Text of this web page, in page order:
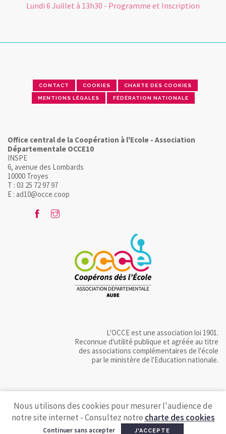
Lundi 6 Juillet à 13h30 - Programme et Inscription
CONTACT COOKIES CHARTE DES COOKIES
MENTIONS LÉGALES FÉDÉRATION NATIONALE
Office central de la Coopération à l'Ecole - Association
Départementale OCCE10
INSPE
6, avenue des Lombards
10000 Troyes
T : 03 25 72 97 97
E : ad10@occe.coop
L'OCCE est une association loi 1901.
Reconnue d'utilité publique et agréée au titre
des associations complémentaires de l'école
par le ministère de l'Education nationale.
Nous utilisons des cookies pour mesurer l'audience de
notre site internet - Consultez notre charte des cookies
Continuer sans accepter J'ACCEPTE